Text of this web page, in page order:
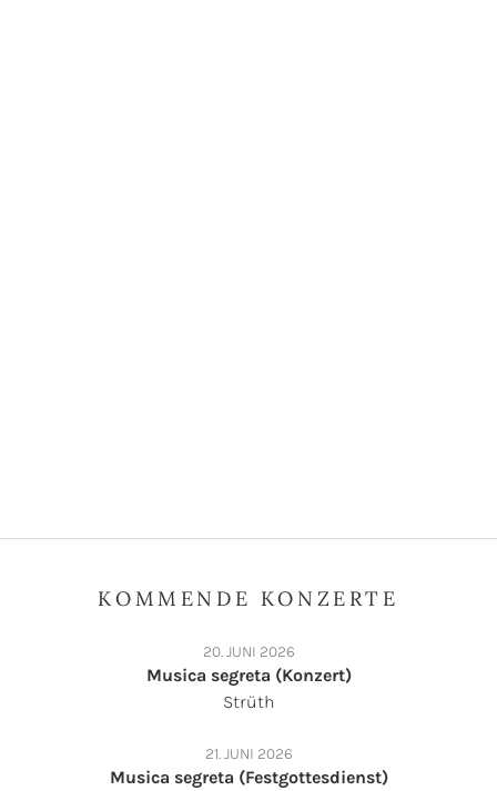
KOMMENDE KONZERTE
Musica segreta (Konzert)
Strüth
20. JUNI 2026
Musica segreta (Festgottesdienst)
21. JUNI 2026